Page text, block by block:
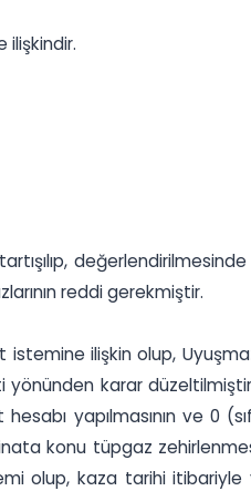
ilişkindir.
reddi gerekmiştir.
ilişkin olup,
karar
yapılmasının ve 0
konu tüpgaz
olup, kaza tarihi